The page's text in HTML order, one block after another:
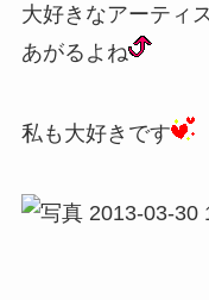
大好きなアーティ
あがるよね
私も大好きです